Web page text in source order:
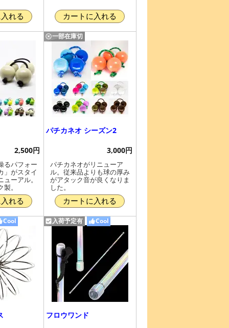
れる カートに入れる
2,500円
るパフォー
」がスタイ
ーアル。
。
れる
一部在庫切
パチカネオ シーズン2
3,000円
パチカネオがリニューア
ル。従来品よりも球の厚み
がアタック音が良くなりま
した。
カートに入れる
Cool 入荷予定有 Cool
フロウワンド